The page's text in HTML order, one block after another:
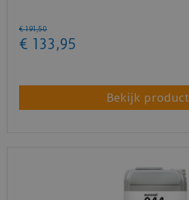
€ 191,50
€ 133 ,95
Bekijk product